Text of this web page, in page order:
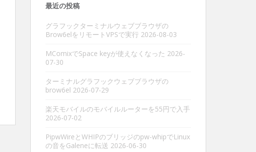
最近の投稿
グラフックターミナルウェブブラウザの
Brow6elをリモートVPSで実行 2026-08-03
MComixでSpace keyが使えなくなった 2026-
07-30
ターミナルグラフックウェブブラウザの
brow6el 2026-07-29
楽天モバイルのモバイルルーターを55円で入手
2026-07-02
PipwWireとWHIPのブリッジのpw-whipでLinux
の音をGaleneに転送 2026-06-30